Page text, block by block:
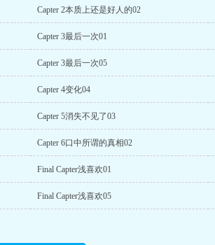
Capter 2本质上还是好人的02
Capter 3最后一次01
Capter 3最后一次05
Capter 4变化04
Capter 5消失不见了03
Capter 6口中所谓的真相02
Final Capter浅喜欢01
Final Capter浅喜欢05